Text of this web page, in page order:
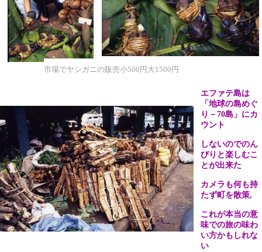
市場でヤシガニの販売小500円大1500円
エファテ島は
「地球の島めぐ
り－ 70島」にカ
ウント
しないのでのん
びりと楽しむこ
とが出来た
カメラも何も持
たず町を散策,
これが本当の意
味での旅の味わ
い方かもしれな
い